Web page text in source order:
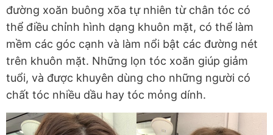
đường xoăn buông xõa tự nhiên từ chân tóc có
thể điều chỉnh hình dạng khuôn mặt, có thể làm
mềm các góc cạnh và làm nổi bật các đường nét
trên khuôn mặt. Những lọn tóc xoăn giúp giảm
tuổi, và được khuyên dùng cho những người có
chất tóc nhiều dầu hay tóc mỏng dính.